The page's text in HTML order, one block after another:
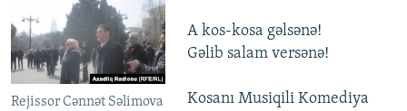
Rejissor Cənnət Səlimova
A kos-kosa gəlsənə!
Gəlib salam versənə!
Kosanı Musiqili Komediya